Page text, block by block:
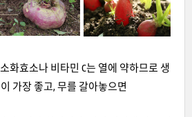
화효소나 비타민 C는 열에 약하므로 생
가장 좋고, 무를 갈아놓으면